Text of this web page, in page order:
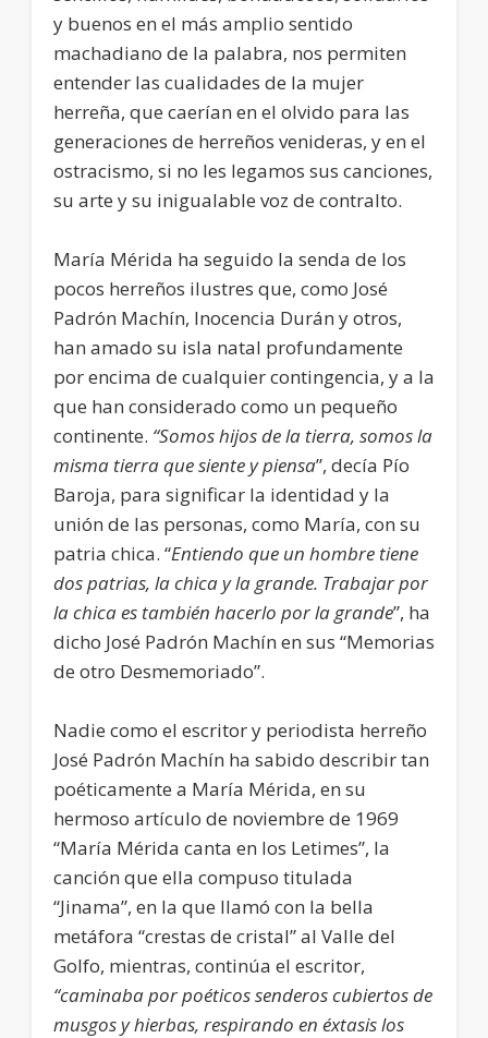
y buenos en el más amplio sentido
machadiano de la palabra, nos permiten
entender las cualidades de la mujer
herreña, que caerían en el olvido para las
generaciones de herreños venideras, y en el
ostracismo, si no les legamos sus canciones,
su arte y su inigualable voz de contralto.
María Mérida ha seguido la senda de los
pocos herreños ilustres que, como José
Padrón Machín, Inocencia Durán y otros,
han amado su isla natal profundamente
por encima de cualquier contingencia, y a la
que han considerado como un pequeño
continente. “Somos hijos de la tierra, somos la
misma tierra que siente y piensa”, decía Pío
Baroja, para significar la identidad y la
unión de las personas, como María, con su
patria chica. “Entiendo que un hombre tiene
dos patrias, la chica y la grande. Trabajar por
la chica es también hacerlo por la grande”, ha
dicho José Padrón Machín en sus “Memorias
de otro Desmemoriado”.
Nadie como el escritor y periodista herreño
José Padrón Machín ha sabido describir tan
poéticamente a María Mérida, en su
hermoso artículo de noviembre de 1969
“María Mérida canta en los Letimes”, la
canción que ella compuso titulada
“Jinama”, en la que llamó con la bella
metáfora “crestas de cristal” al Valle del
Golfo, mientras, continúa el escritor,
“caminaba por poéticos senderos cubiertos de
musgos y hierbas, respirando en éxtasis los